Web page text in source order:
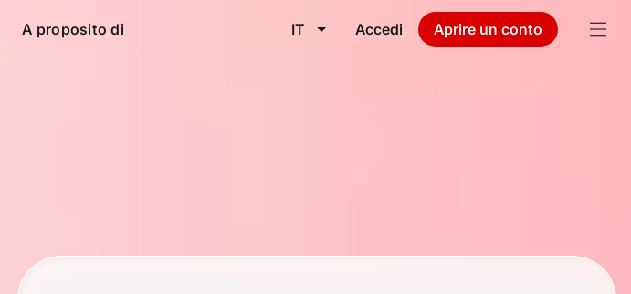
A proposito di IT Accedi Aprire un conto